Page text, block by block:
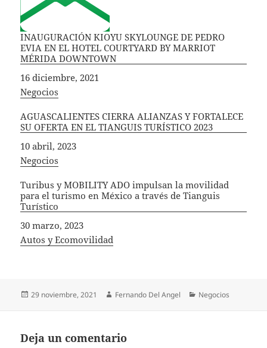
INAUGURACIÓN KIOYU SKYLOUNGE DE PEDRO
EVIA EN EL HOTEL COURTYARD BY MARRIOT
MÉRIDA DOWNTOWN
Fecha
16 diciembre, 2021
In relation to
Negocios
AGUASCALIENTES CIERRA ALIANZAS Y FORTALECE
SU OFERTA EN EL TIANGUIS TURÍSTICO 2023
Fecha
10 abril, 2023
In relation to
Negocios
Turibus y MOBILITY ADO impulsan la movilidad
para el turismo en México a través de Tianguis
Turístico
Fecha
30 marzo, 2023
In relation to
Autos y Ecomovilidad
Publicado
29 noviembre, 2021 Autor
Fernando Del Angel Categorías
Negocios
Deja un comentario